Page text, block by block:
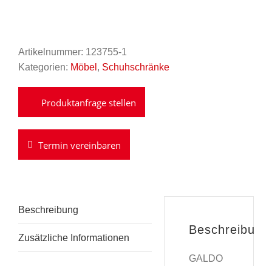
Artikelnummer: 123755-1
Kategorien: Möbel , Schuhschränke
Termin vereinbaren
Beschreibung
Zusätzliche Informationen
Beschreibung
GALDO